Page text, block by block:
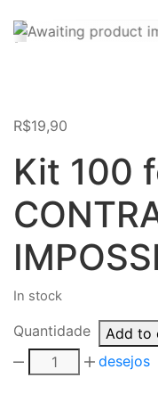
R$19,90
Kit 100
In stock
Quantidade Add to
desejos